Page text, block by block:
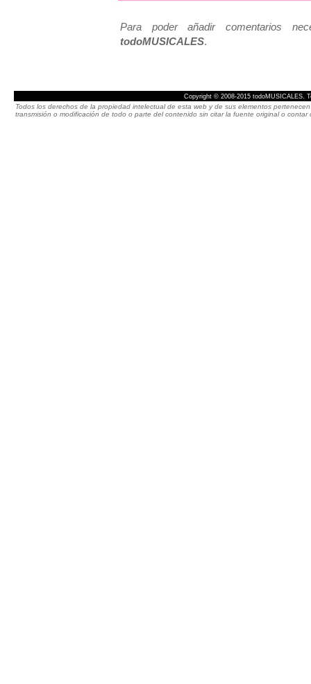
Para poder añadir comentarios
todoMUSICALES.
Copyright © 2008-2015 todoMUSICALES.
Todos los derechos de la propiedad intelectual de esta web y de sus elementos
transmisión o modificación de todo o parte del contenido sin citar la fuente original o